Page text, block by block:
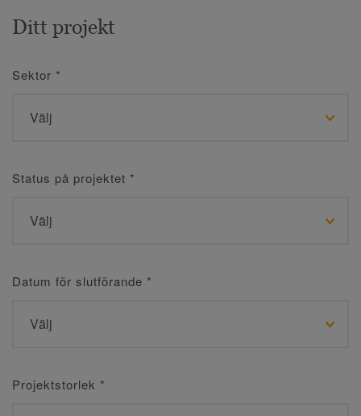
Ditt projekt
Sektor *
Status på projektet *
Datum för slutförande *
Projektstorlek *